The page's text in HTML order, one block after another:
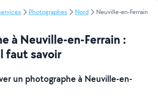
Photographes Nord Neuville-en-Ferrain
à Neuville-en-Ferrain :
faut savoir
un photographe à Neuville-en-